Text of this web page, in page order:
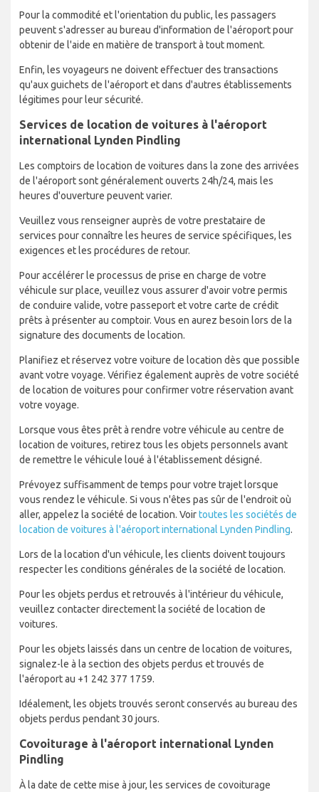
Pour la commodité et l'orientation du public, les passagers
peuvent s'adresser au bureau d'information de l'aéroport pour
obtenir de l'aide en matière de transport à tout moment.
Enfin, les voyageurs ne doivent effectuer des transactions
qu'aux guichets de l'aéroport et dans d'autres établissements
légitimes pour leur sécurité.
Services de location de voitures à l'aéroport
international Lynden Pindling
Les comptoirs de location de voitures dans la zone des arrivées
de l'aéroport sont généralement ouverts 24h/24, mais les
heures d'ouverture peuvent varier.
Veuillez vous renseigner auprès de votre prestataire de
services pour connaître les heures de service spécifiques, les
exigences et les procédures de retour.
Pour accélérer le processus de prise en charge de votre
véhicule sur place, veuillez vous assurer d'avoir votre permis
de conduire valide, votre passeport et votre carte de crédit
prêts à présenter au comptoir. Vous en aurez besoin lors de la
signature des documents de location.
Planifiez et réservez votre voiture de location dès que possible
avant votre voyage. Vérifiez également auprès de votre société
de location de voitures pour confirmer votre réservation avant
votre voyage.
Lorsque vous êtes prêt à rendre votre véhicule au centre de
location de voitures, retirez tous les objets personnels avant
de remettre le véhicule loué à l'établissement désigné.
Prévoyez suffisamment de temps pour votre trajet lorsque
vous rendez le véhicule. Si vous n'êtes pas sûr de l'endroit où
aller, appelez la société de location. Voirtoutes les sociétés de
location de voitures à l'aéroport international Lynden Pindling.
Lors de la location d'un véhicule, les clients doivent toujours
respecter les conditions générales de la société de location.
Pour les objets perdus et retrouvés à l'intérieur du véhicule,
veuillez contacter directement la société de location de
voitures.
Pour les objets laissés dans un centre de location de voitures,
signalez-le à la section des objets perdus et trouvés de
l'aéroport au +1 242 377 1759.
Idéalement, les objets trouvés seront conservés au bureau des
objets perdus pendant 30 jours.
Covoiturage à l'aéroport international Lynden
Pindling
À la date de cette mise à jour, les services de covoiturage